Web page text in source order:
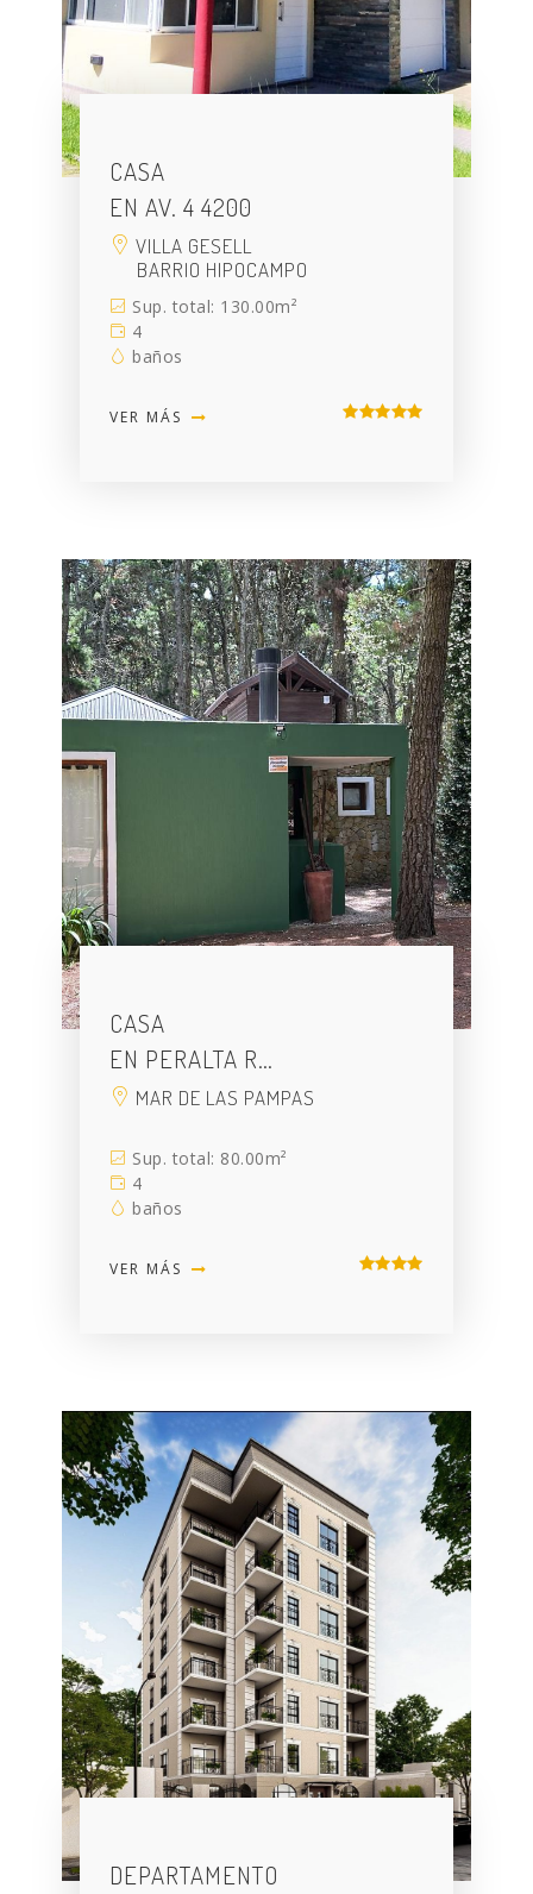
CASA
EN AV. 4 4200
VILLA GESELL
BARRIO HIPOCAMPO
Sup. total: 130.00m²
4
baños
VER MÁS
CASA
EN PERALTA R…
MAR DE LAS PAMPAS
Sup. total: 80.00m²
4
baños
VER MÁS
DEPARTAMENTO